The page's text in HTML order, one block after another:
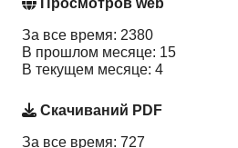
За все время: 2380
В прошлом месяце: 15
В текущем месяце: 4
Скачиваний PDF
За все время: 727